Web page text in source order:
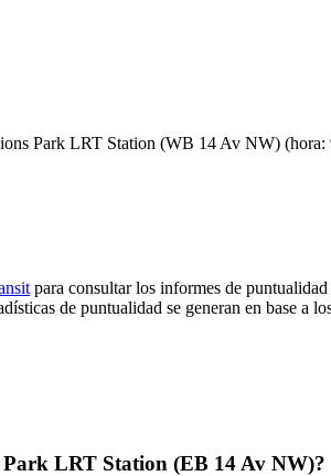
Park LRT Station (WB 14 Av NW) (hora:
para consultar los informes de
de puntualidad se generan en base a
LRT Station (EB 14 Av NW)?